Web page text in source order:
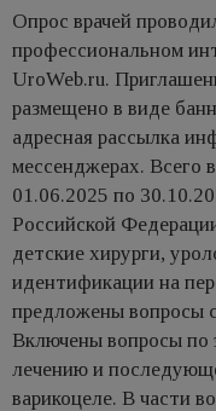
Опрос врачей
профессиональном
UroWeb.ru.
размещено в виде
адресная рассылка
мессенджерах. Всего
01.06.2025 по
Российской
детские хирурги,
идентификации на
предложены вопросы
Включены вопросы по
лечению и
варикоцеле. В части